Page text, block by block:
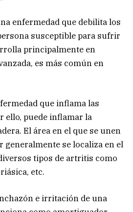
enfermedad que debilita los
susceptible para sufrir
principalmente en
es más común en
que inflama las
ello, puede inflamar la
El área en el que se unen
generalmente se localiza en el
tipos de artritis como
etc.
e irritación de una